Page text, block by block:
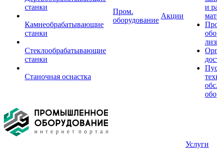
станки
Камнеобрабатывающие
станки
Стеклообрабатывающие
станки
Станочная оснастка
Пром.
оборудование
Акции
и
Услуги